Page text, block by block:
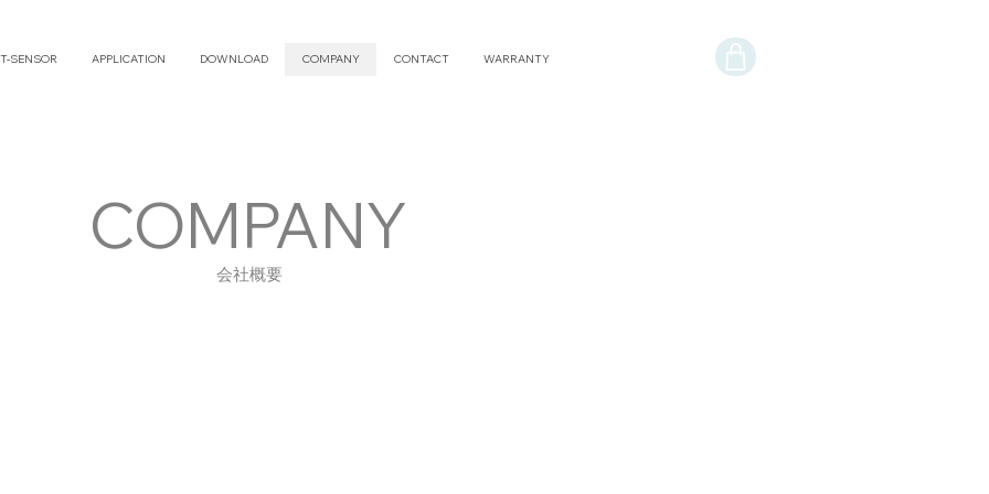
T-SENSOR APPLICATION DOWNLOAD COMPANY CONTACT WARRANTY
COMPANY
会社概要